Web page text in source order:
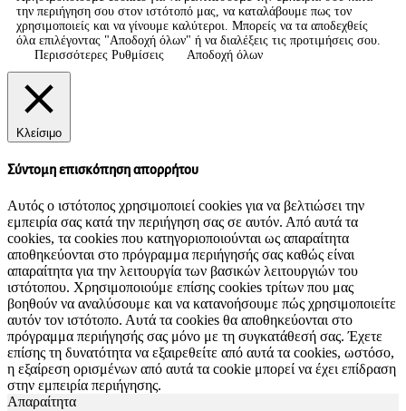
την περιήγηση σου στον ιστότοπό μας, να καταλάβουμε πως τον
χρησιμοποιείς και να γίνουμε καλύτεροι. Μπορείς να τα αποδεχθείς
όλα επιλέγοντας "Αποδοχή όλων" ή να διαλέξεις τις προτιμήσεις σου.
Περισσότερες Ρυθμίσεις
Αποδοχή όλων
Κλείσιμο
Σύντομη επισκόπηση απορρήτου
Αυτός ο ιστότοπος χρησιμοποιεί cookies για να βελτιώσει την
εμπειρία σας κατά την περιήγηση σας σε αυτόν. Από αυτά τα
cookies, τα cookies που κατηγοριοποιούνται ως απαραίτητα
αποθηκεύονται στο πρόγραμμα περιήγησής σας καθώς είναι
απαραίτητα για την λειτουργία των βασικών λειτουργιών του
ιστότοπου. Χρησιμοποιούμε επίσης cookies τρίτων που μας
βοηθούν να αναλύσουμε και να κατανοήσουμε πώς χρησιμοποιείτε
αυτόν τον ιστότοπο. Αυτά τα cookies θα αποθηκεύονται στο
πρόγραμμα περιήγησής σας μόνο με τη συγκατάθεσή σας. Έχετε
επίσης τη δυνατότητα να εξαιρεθείτε από αυτά τα cookies, ωστόσο,
η εξαίρεση ορισμένων από αυτά τα cookie μπορεί να έχει επίδραση
στην εμπειρία περιήγησης.
Απαραίτητα